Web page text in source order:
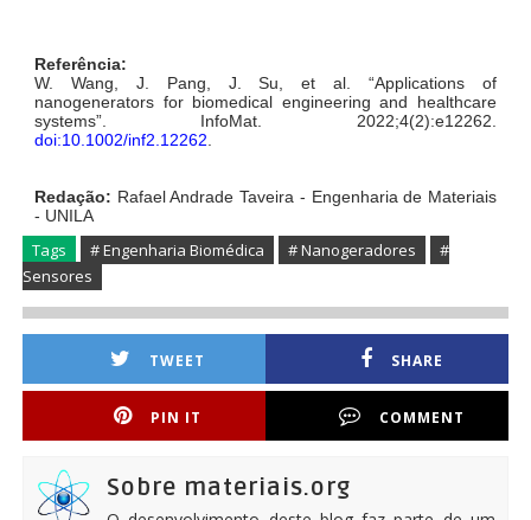
Referência:
W. Wang, J. Pang, J. Su, et al. “Applications of
nanogenerators for biomedical engineering and healthcare
systems”. InfoMat. 2022;4(2):e12262.
doi:10.1002/inf2.12262
Redação: Rafael Andrade Taveira - Engenharia de Materiais
- UNILA
Tags # Engenharia Biomédica # Nanogeradores
#
Sensores
TWEET SHARE
PIN IT COMMENT
Sobre materiais.org